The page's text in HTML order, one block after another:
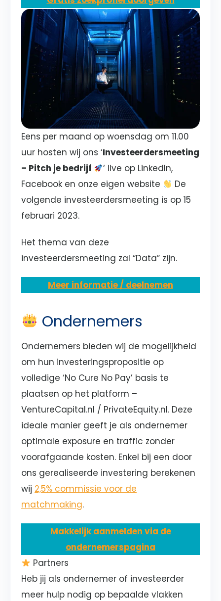
Eens per maand op woensdag om 11.00
uur hosten wij ons ‘Investeerdersmeeting
– Pitch je bedrijf
‘ live op LinkedIn,
Facebook en onze eigen website
De
volgende investeerdersmeeting is op 15
februari 2023.
Het thema van deze
investeerdersmeeting zal “Data” zijn.
Meer informatie / deelnemen
Ondernemers
Ondernemers bieden wij de mogelijkheid
om hun investeringspropositie op
volledige ‘No Cure No Pay’ basis te
plaatsen op het platform –
VentureCapital.nl / PrivateEquity.nl. Deze
ideale manier geeft je als ondernemer
optimale exposure en traffic zonder
voorafgaande kosten. Enkel bij een door
ons gerealiseerde investering berekenen
wij 2,5% commissie voor de
matchmaking.
Makkelijk aanmelden via de
ondernemerspagina
Partners
Heb jij als ondernemer of investeerder
meer hulp nodig op bepaalde vlakken